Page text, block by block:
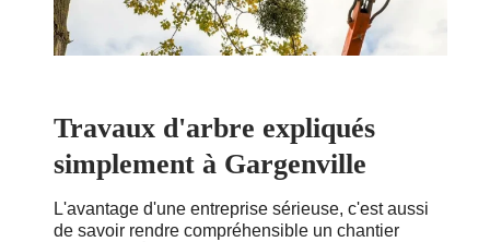
Travaux d'arbre expliqués
simplement à Gargenville
L'avantage d'une entreprise sérieuse, c'est aussi
de savoir rendre compréhensible un chantier